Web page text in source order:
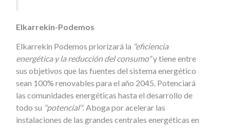
Elkarrekin-Podemos
Elkarrekin Podemos priorizará la "eficiencia
energética y la reducción del consumo"y tiene entre
sus objetivos que las fuentes del sistema energético
sean 100% renovables para el año 2045. Potenciará
las comunidades energéticas hasta el desarrollo de
todo su "potencial". Aboga por acelerar las
instalaciones de las grandes centrales energéticas en